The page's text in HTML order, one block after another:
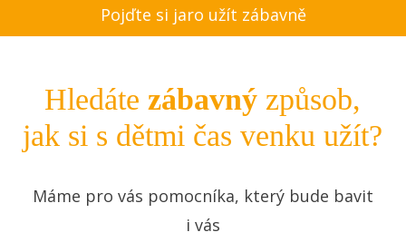
Pojďte si jaro užít zábavně
Hledáte zábavnýzpůsob,
jak si s dětmi čas venku užít?
Máme pro vás pomocníka, který bude bavit
i vás